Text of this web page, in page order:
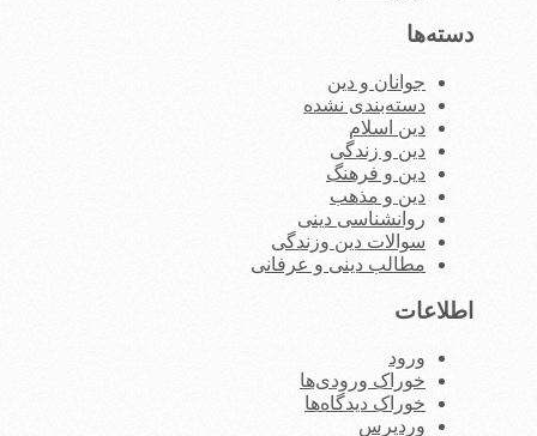
دسته‌ها
جوانان و دین
دسته‌بندی نشده
دین اسلام
دین و زندگی
دین و فرهنگ
دین و مذهب
روانشناسی دینی
سوالات دین وزندگی
مطالب دینی و عرفانی
اطلاعات
ورود
خوراک ورودی‌ها
خوراک دیدگاه‌ها
وردپرس